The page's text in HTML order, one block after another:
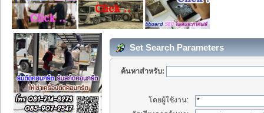
Set Search Parameters
ค้นหาสำหรับ:
โดยผู้ใช้งาน: